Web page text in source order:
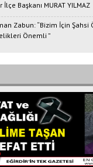
Başkanı MURAT YILMAZ
Zabun: “Bizim İçin Şahsi
Önemli ”